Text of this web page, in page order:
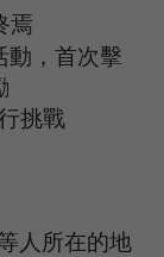
焉
動，首次擊
挑戰
人所在的地